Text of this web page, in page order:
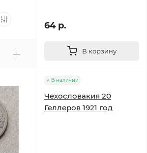
64 р.
В корзину
В наличии
Чехословакия 20
Геллеров 1921 год